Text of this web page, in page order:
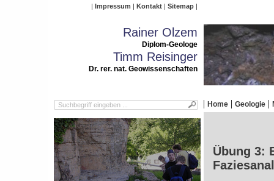
Impressum Kontakt Sitemap
Rainer Olzem
Diplom-Geologe
Timm Reisinger
Dr. rer. nat. Geowissenschaften
Home Geologie
Übung 3: